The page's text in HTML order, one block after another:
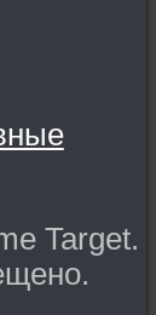
Target.